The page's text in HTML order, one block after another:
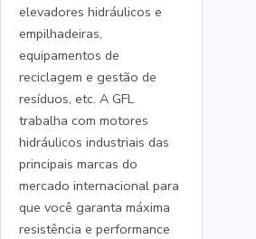
elevadores hidráulicos e
empilhadeiras,
equipamentos de
reciclagem e gestão de
resíduos, etc. A GFL
trabalha com motores
hidráulicos industriais das
principais marcas do
mercado internacional para
que você garanta máxima
resistência e performance